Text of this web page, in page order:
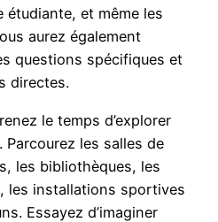
étudiante, et même les
aurez également
questions spécifiques et
directes.
le temps d’explorer
Parcourez les salles de
les bibliothèques, les
les installations sportives
Essayez d’imaginer